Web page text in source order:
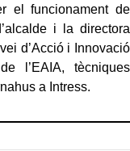
el funcionament de
i la directora
d’Acció i Innovació
l’EAIA, tècniques
a Intress.